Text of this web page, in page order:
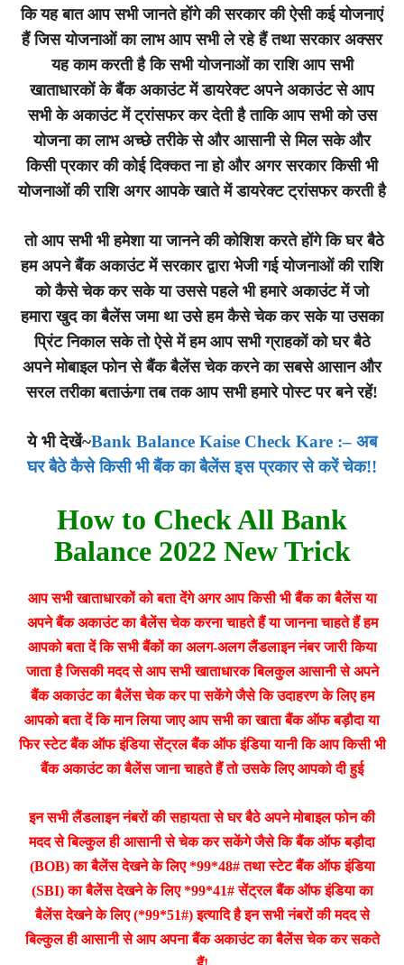
कि यह बात आप सभी जानते होंगे की सरकार की ऐसी कई योजनाएं
हैं जिस योजनाओं का लाभ आप सभी ले रहे हैं तथा सरकार अक्सर
यह काम करती है कि सभी योजनाओं का राशि आप सभी
खाताधारकों के बैंक अकाउंट में डायरेक्ट अपने अकाउंट से आप
सभी के अकाउंट में ट्रांसफर कर देती है ताकि आप सभी को उस
योजना का लाभ अच्छे तरीके से और आसानी से मिल सके और
किसी प्रकार की कोई दिक्कत ना हो और अगर सरकार किसी भी
योजनाओं की राशि अगर आपके खाते में डायरेक्ट ट्रांसफर करती है
तो आप सभी भी हमेशा या जानने की कोशिश करते होंगे कि घर बैठे
हम अपने बैंक अकाउंट में सरकार द्वारा भेजी गई योजनाओं की राशि
को कैसे चेक कर सके या उससे पहले भी हमारे अकाउंट में जो
हमारा खुद का बैलेंस जमा था उसे हम कैसे चेक कर सके या उसका
प्रिंट निकाल सके तो ऐसे में हम आप सभी ग्राहकों को घर बैठे
अपने मोबाइल फोन से बैंक बैलेंस चेक करने का सबसे आसान और
सरल तरीका बताऊंगा तब तक आप सभी हमारे पोस्ट पर बने रहें!
ये भी देखें~Bank Balance Kaise Check Kare :– अब
घर बैठे कैसे किसी भी बैंक का बैलेंस इस प्रकार से करें चेक!!
How to Check All Bank
Balance 2022 New Trick
आप सभी खाताधारकों को बता देंगे अगर आप किसी भी बैंक का बैलेंस या
अपने बैंक अकाउंट का बैलेंस चेक करना चाहते हैं या जानना चाहते हैं हम
आपको बता दें कि सभी बैंकों का अलग-अलग लैंडलाइन नंबर जारी किया
जाता है जिसकी मदद से आप सभी खाताधारक बिलकुल आसानी से अपने
बैंक अकाउंट का बैलेंस चेक कर पा सकेंगे जैसे कि उदाहरण के लिए हम
आपको बता दें कि मान लिया जाए आप सभी का खाता बैंक ऑफ बड़ौदा या
फिर स्टेट बैंक ऑफ इंडिया सेंट्रल बैंक ऑफ इंडिया यानी कि आप किसी भी
बैंक अकाउंट का बैलेंस जाना चाहते हैं तो उसके लिए आपको दी हुई
इन सभी लैंडलाइन नंबरों की सहायता से घर बैठे अपने मोबाइल फोन की
मदद से बिल्कुल ही आसानी से चेक कर सकेंगे जैसे कि बैंक ऑफ बड़ौदा
(BOB) का बैलेंस देखने के लिए *99*48# तथा स्टेट बैंक ऑफ इंडिया
(SBI) का बैलेंस देखने के लिए *99*41# सेंट्रल बैंक ऑफ इंडिया का
बैलेंस देखने के लिए (*99*51#) इत्यादि है इन सभी नंबरों की मदद से
बिल्कुल ही आसानी से आप अपना बैंक अकाउंट का बैलेंस चेक कर सकते